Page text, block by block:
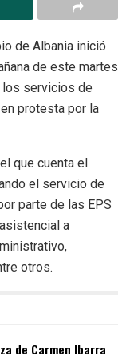
de Albania inició
de este martes
los servicios de
protesta por la
que cuenta el
el servicio de
parte de las EPS
a
otros.
de Carmen Ibarra